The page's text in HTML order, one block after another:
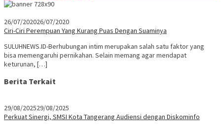
26/07/202026/07/2020
Ciri-Ciri Perempuan Yang Kurang Puas Dengan Suaminya
SULUHNEWS.ID-Berhubungan intim merupakan salah satu faktor yang
bisa memengaruhi pernikahan. Selain memang agar mendapat
keturunan, […]
Berita Terkait
29/08/202529/08/2025
Perkuat Sinergi, SMSI Kota Tangerang Audiensi dengan Diskominfo